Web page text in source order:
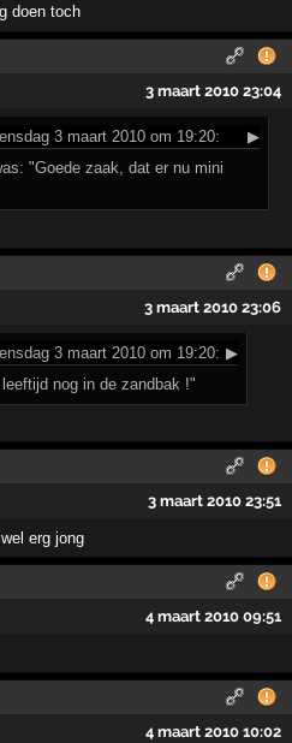
doen toch
3 maart 2010 23:04
3 maart 2010 om 19:20:
▶
"Goede zaak, dat er nu mini
3 maart 2010 23:06
3 maart 2010 om 19:20: ▶
nog in de zandbak !"
3 maart 2010 23:51
erg jong
4 maart 2010 09:51
4 maart 2010 10:02